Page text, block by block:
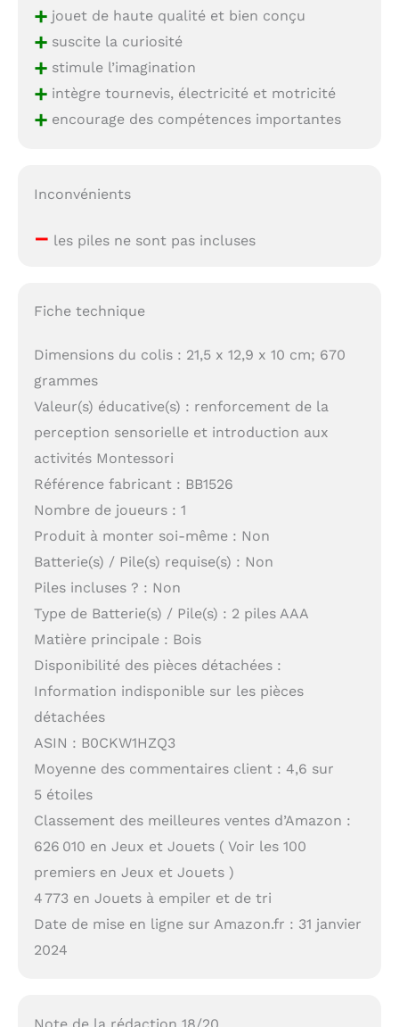
+jouet de haute qualité et bien conçu
+suscite la curiosité
+stimule l’imagination
+intègre tournevis, électricité et motricité
+encourage des compétences importantes
Inconvénients
– les piles ne sont pas incluses
Fiche technique
Dimensions du colis : 21,5 x 12,9 x 10 cm; 670
grammes
Valeur(s) éducative(s) : renforcement de la
perception sensorielle et introduction aux
activités Montessori
Référence fabricant : BB1526
Nombre de joueurs : 1
Produit à monter soi-même : Non
Batterie(s) / Pile(s) requise(s) : Non
Piles incluses ? : Non
Type de Batterie(s) / Pile(s) : 2 piles AAA
Matière principale : Bois
Disponibilité des pièces détachées :
Information indisponible sur les pièces
détachées
ASIN : B0CKW1HZQ3
Moyenne des commentaires client : 4,6 sur
5 étoiles
Classement des meilleures ventes d’Amazon :
626 010 en Jeux et Jouets ( Voir les 100
premiers en Jeux et Jouets )
4 773 en Jouets à empiler et de tri
Date de mise en ligne sur Amazon.fr : 31 janvier
2024